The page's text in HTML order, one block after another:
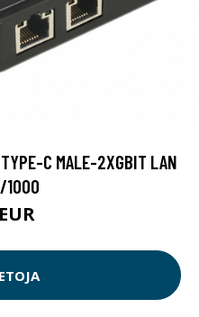
TYPE-C MALE-2XGBIT LAN
1000